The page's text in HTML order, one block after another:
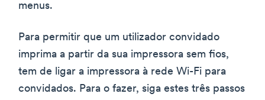
menus.
Para permitir que um utilizador convidado
imprima a partir da sua impressora sem fios,
tem de ligar a impressora à rede Wi-Fi para
convidados. Para o fazer, siga estes três passos